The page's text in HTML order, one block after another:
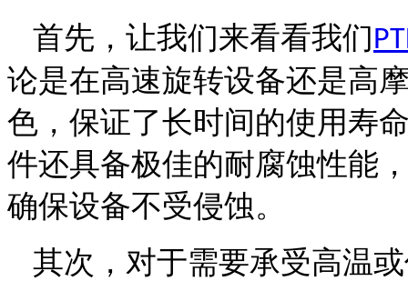
首先，让我们来看看我们
论是在高速旋转设备还是高
色，保证了长时间的使用寿
件还具备极佳的耐腐蚀性能
确保设备不受侵蚀。
其次，对于需要承受高温